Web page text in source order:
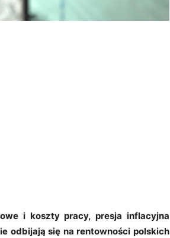
i koszty pracy, presja inflacyjna
odbijają się na rentowności polskich